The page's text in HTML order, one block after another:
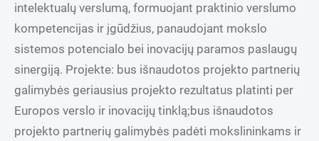
intelektualų verslumą, formuojant praktinio verslumo
kompetencijas ir įgūdžius, panaudojant mokslo
sistemos potencialo bei inovacijų paramos paslaugų
sinergiją. Projekte: bus išnaudotos projekto partnerių
galimybės geriausius projekto rezultatus platinti per
Europos verslo ir inovacijų tinklą;bus išnaudotos
projekto partnerių galimybės padėti mokslininkams ir